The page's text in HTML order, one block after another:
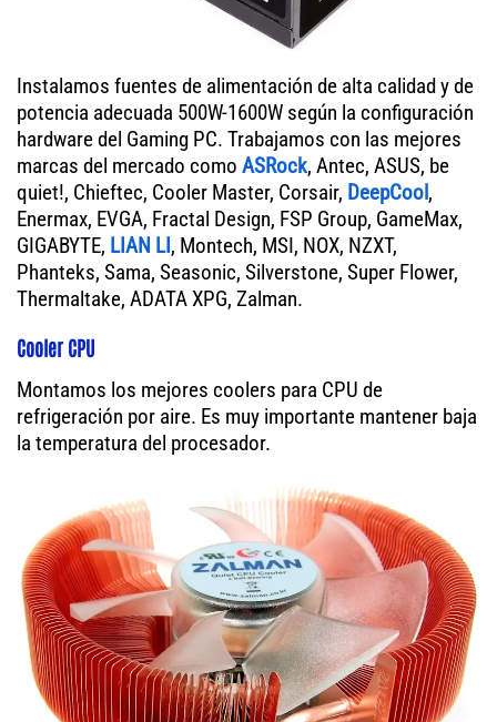
Instalamos fuentes de alimentación de alta calidad y de
potencia adecuada 500W-1600W según la configuración
hardware del Gaming PC. Trabajamos con las mejores
marcas del mercado como ASRock, Antec, ASUS, be
quiet!, Chieftec, Cooler Master, Corsair, DeepCool,
Enermax, EVGA, Fractal Design, FSP Group, GameMax,
GIGABYTE, LIAN LI, Montech, MSI, NOX, NZXT,
Phanteks, Sama, Seasonic, Silverstone, Super Flower,
Thermaltake, ADATA XPG, Zalman.
Cooler CPU
Montamos los mejores coolers para CPU de
refrigeración por aire. Es muy importante mantener baja
la temperatura del procesador.